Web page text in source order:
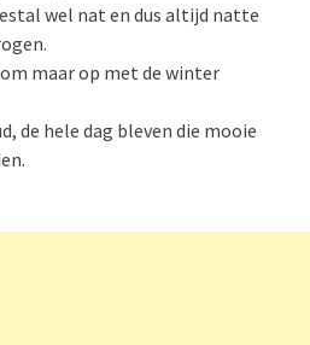
wel nat en dus altijd natte
maar op met de winter
de hele dag bleven die mooie